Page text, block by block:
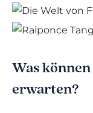
Was
erwarten?